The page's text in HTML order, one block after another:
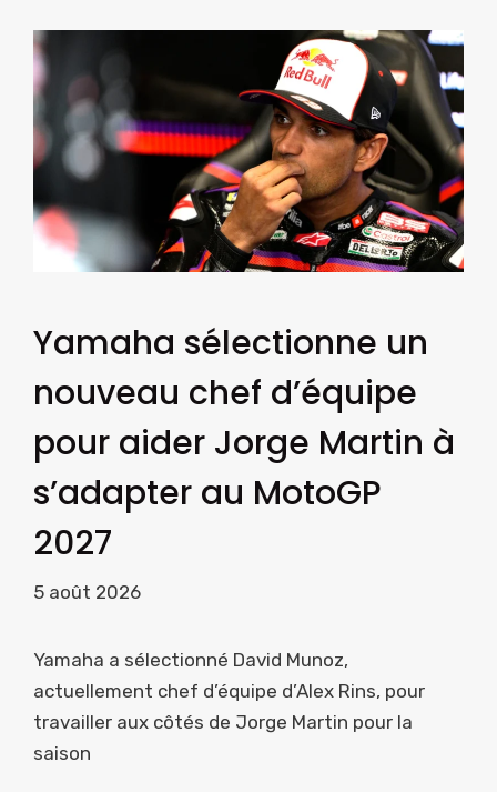
Yamaha sélectionne un
nouveau chef d’équipe
pour aider Jorge Martin à
s’adapter au MotoGP
2027
5 août 2026
Yamaha a sélectionné David Munoz,
actuellement chef d’équipe d’Alex Rins, pour
travailler aux côtés de Jorge Martin pour la
saison